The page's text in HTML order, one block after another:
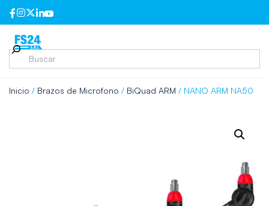
Inicio / Brazos de Microfono / BiQuad ARM / NANO ARM NA50